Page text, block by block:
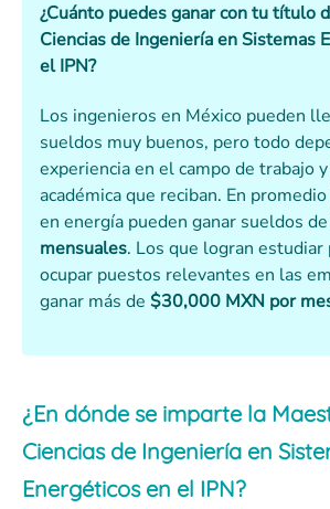
¿Cuánto puedes ganar con tu título
Ciencias de Ingeniería en Sistemas
el IPN?
Los ingenieros en México pueden
sueldos muy buenos, pero todo
experiencia en el campo de trabajo
académica que reciban. En
en energía pueden ganar sueldos de
mensuales. Los que logran estudiar
ocupar puestos relevantes en las
ganar más de $30,000 MXN por
¿En dónde se imparte la
Ciencias de Ingeniería en
Energéticos en el IPN?